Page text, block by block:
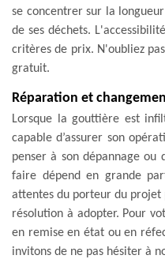
se concentrer sur la
de ses déchets.
critères de prix. N'oubliez
gratuit.
Réparation et
Lorsque la gouttière est
capable d’assurer son
penser à son dépannage
faire dépend en grande
attentes du porteur du projet
résolution à adopter. Pour
en remise en état ou en
invitons de ne pas hésiter à